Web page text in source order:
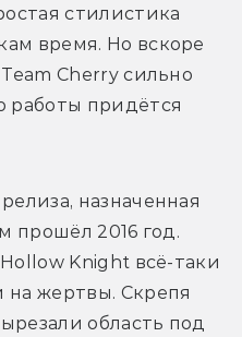
стилистика
время. Но вскоре
Cherry сильно
работы придётся
назначенная
прошёл 2016 год.
Knight всё-таки
жертвы. Скрепя
область под